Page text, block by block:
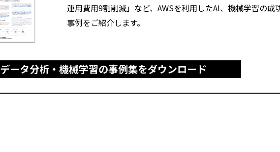
運用費用9割削減」など、AWSを利用したAI、機械学習の成
事例をご紹介します。
データ分析・機械学習の事例集をダウンロード